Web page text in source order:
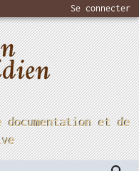
Se connecter
et de